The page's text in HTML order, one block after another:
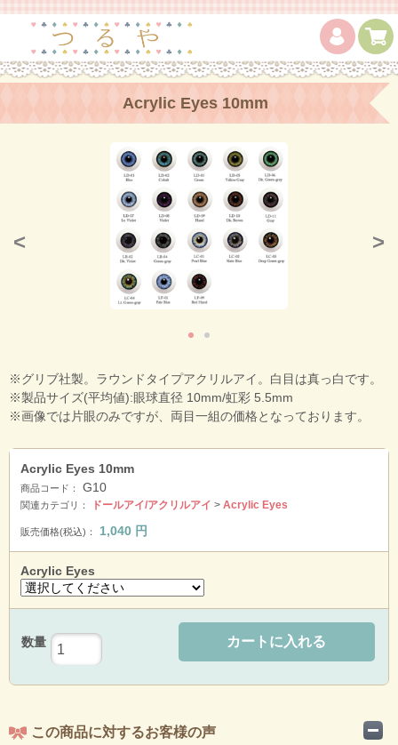
Acrylic Eyes 10mm
< >
※グリブ社製。ラウンドタイプアクリルアイ。白目は真っ白です。
※製品サイズ(平均値):眼球直径 10mm/虹彩 5.5mm
※画像では片眼のみですが、両目一組の価格となっております。
Acrylic Eyes 10mm
商品コード： G10
関連カテゴリ： ドールアイ/アクリルアイ > Acrylic Eyes
販売価格(税込)： 1,040 円
Acrylic Eyes
数量 カートに入れる
この商品に対するお客様の声